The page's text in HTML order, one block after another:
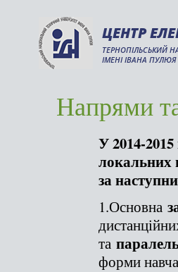
ЦЕНТР
ТЕРНОПІЛЬСЬКИЙ
ІМЕНІ ІВАНА ПУЛЮЯ
Напрями
У 2014-
локальних
за
1.Основна
та
форми